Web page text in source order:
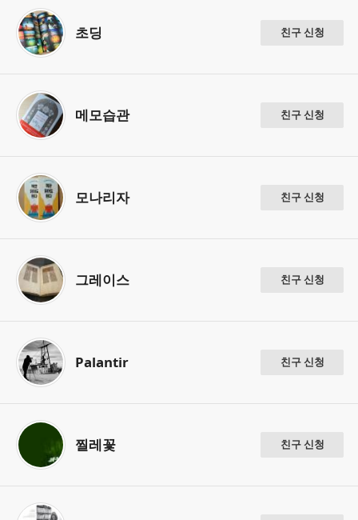
초딩 친구 신청
메모습관 친구 신청
모나리자 친구 신청
그레이스 친구 신청
Palantir 친구 신청
찔레꽃 친구 신청